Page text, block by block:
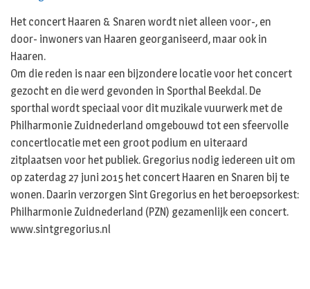
Het concert Haaren & Snaren wordt niet alleen voor-, en
door- inwoners van Haaren georganiseerd, maar ook in
Haaren.
Om die reden is naar een bijzondere locatie voor het concert
gezocht en die werd gevonden in Sporthal Beekdal. De
sporthal wordt speciaal voor dit muzikale vuurwerk met de
Philharmonie Zuidnederland omgebouwd tot een sfeervolle
concertlocatie met een groot podium en uiteraard
zitplaatsen voor het publiek. Gregorius nodig iedereen uit om
op zaterdag 27 juni 2015 het concert Haaren en Snaren bij te
wonen. Daarin verzorgen Sint Gregorius en het beroepsorkest:
Philharmonie Zuidnederland (PZN) gezamenlijk een concert.
www.sintgregorius.nl